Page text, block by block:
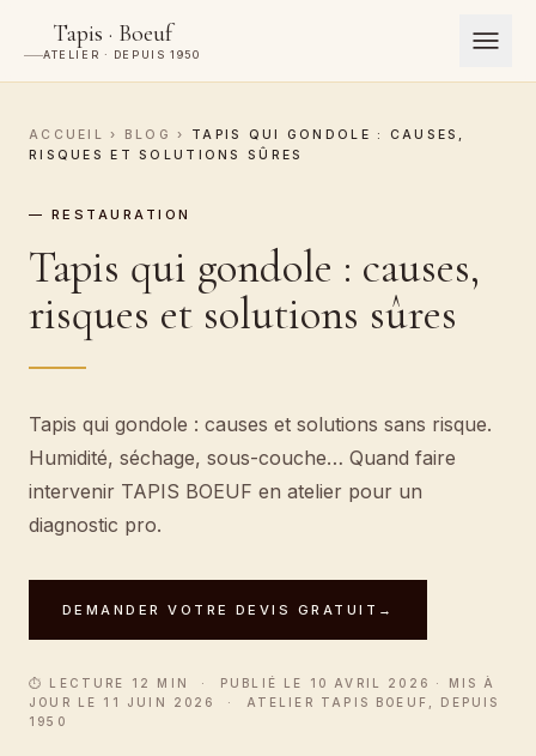
Tapis · Boeuf
ATELIER · DEPUIS 1950
ACCUEIL › BLOG ›
TAPIS QUI GONDOLE : CAUSES,
RISQUES ET SOLUTIONS SÛRES
— RESTAURATION
Tapis qui gondole : causes,
risques et solutions sûres
Tapis qui gondole : causes et solutions sans risque.
Humidité, séchage, sous-couche… Quand faire
intervenir TAPIS BOEUF en atelier pour un
diagnostic pro.
DEMANDER VOTRE DEVIS GRATUIT →
⏱ LECTURE 12 MIN · PUBLIÉ LE 10 AVRIL 2026 · MIS À
JOUR LE 11 JUIN 2026 · ATELIER TAPIS BOEUF, DEPUIS
1950